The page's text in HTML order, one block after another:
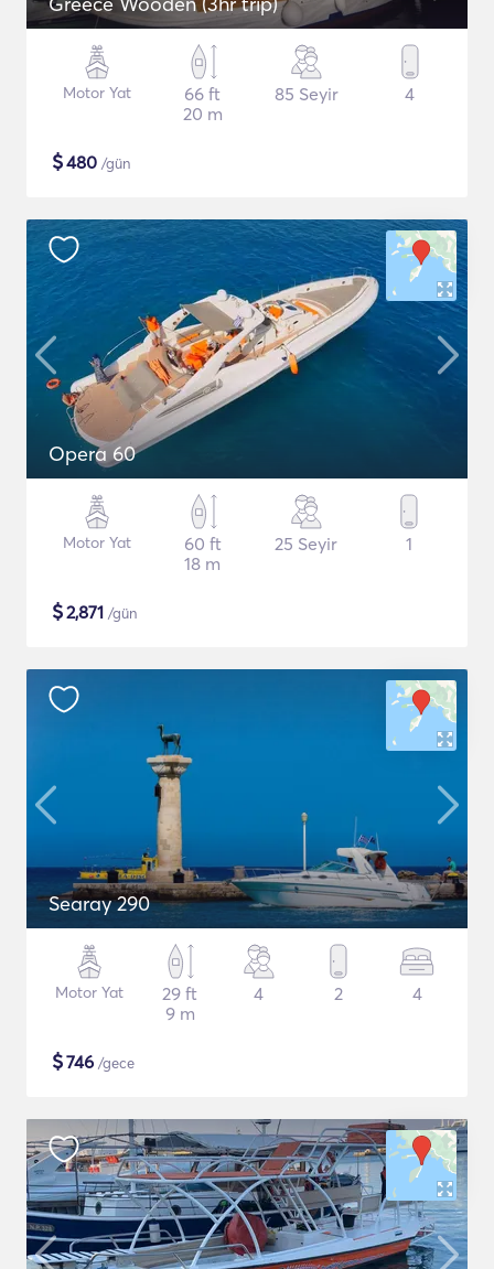
Motor Yat
66 ft
20 m
85 Seyir 4
$480 /gün
Opera 60
Motor Yat
60 ft
18 m
25 Seyir 1
$2,871 /gün
Searay 290
Motor Yat
29 ft
9 m
4 2 4
$746 /gece